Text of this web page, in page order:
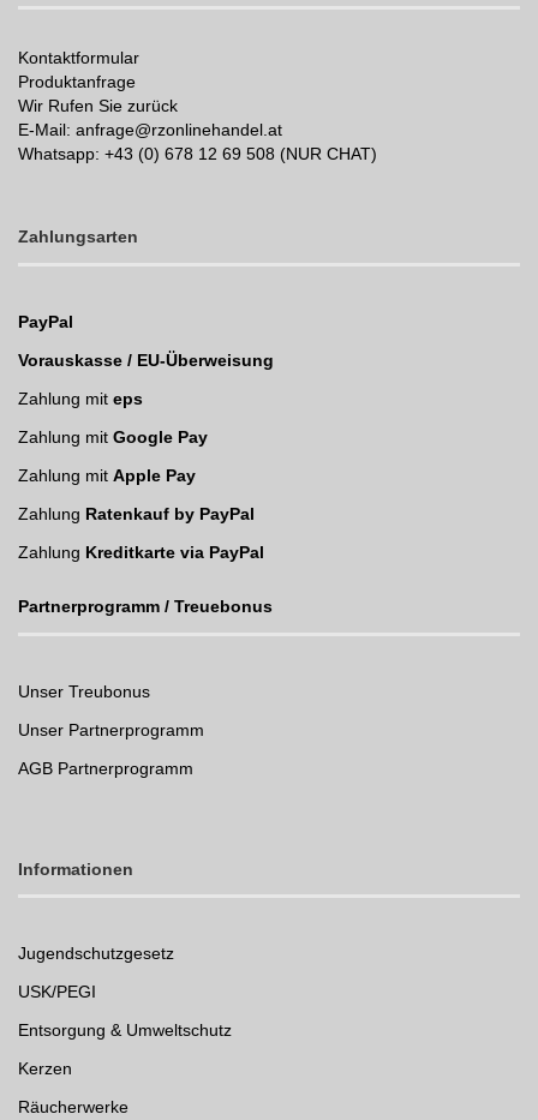
Kontaktformular
Produktanfrage
Wir Rufen Sie zurück
E-Mail: anfrage@rzonlinehandel.at
Whatsapp: +43 (0) 678 12 69 508 (NUR CHAT)
Zahlungsarten
PayPal
Vorauskasse / EU-Überweisung
Zahlung mit eps
Zahlung mit Google Pay
Zahlung mit Apple Pay
Zahlung Ratenkauf by PayPal
Zahlung Kreditkarte via PayPal
Partnerprogramm / Treuebonus
Unser Treubonus
Unser Partnerprogramm
AGB Partnerprogramm
Informationen
Jugendschutzgesetz
USK/PEGI
Entsorgung & Umweltschutz
Kerzen
Räucherwerke